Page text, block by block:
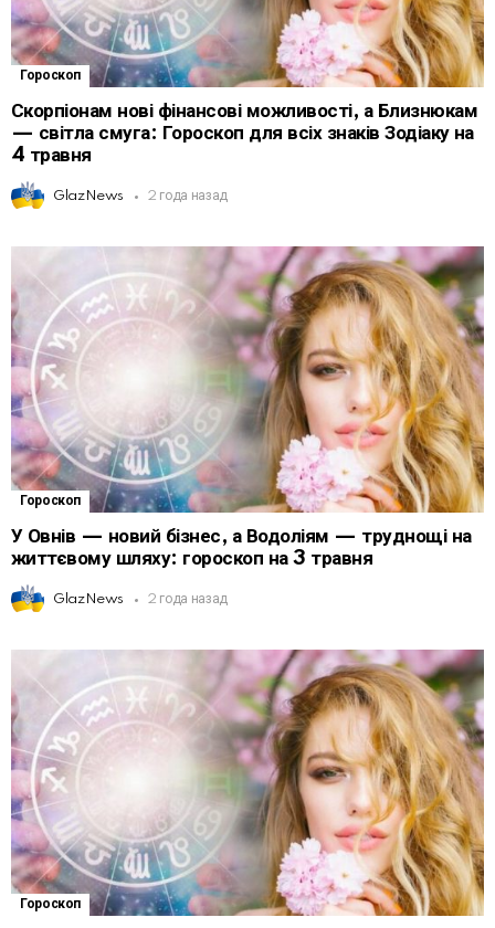
Гороскоп
Скорпіонам нові фінансові можливості, а Близнюкам
— світла смуга: Гороскоп для всіх знаків Зодіаку на
4 травня
GlazNews 2 года назад
Гороскоп
У Овнів — новий бізнес, а Водоліям — труднощі на
життєвому шляху: гороскоп на 3 травня
GlazNews 2 года назад
Гороскоп